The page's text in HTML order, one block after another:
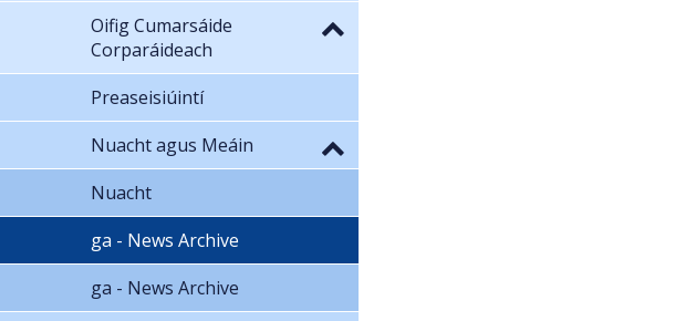
Oifig Cumarsáide
Corparáideach
Preaseisiúintí
Nuacht agus Meáin
Nuacht
ga - News Archive
ga - News Archive